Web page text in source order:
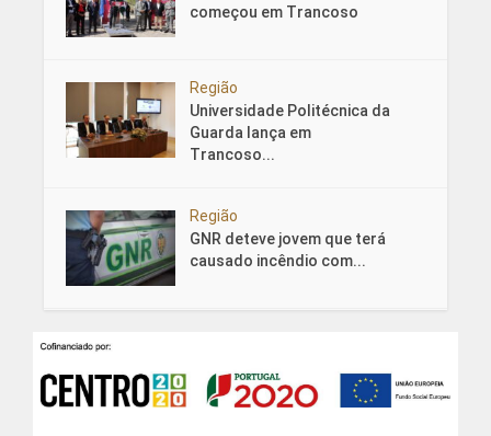
começou em Trancoso
Região
Universidade Politécnica da
Guarda lança em
Trancoso...
Região
GNR deteve jovem que terá
causado incêndio com...